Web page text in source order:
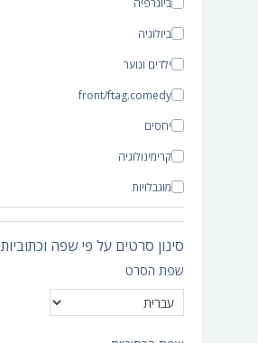
ביוגרפיה
ביולוגיה
ילדים ונוער
front/ftag.comedy
יחסים
קרימינולוגיה
מוגבלויות
תיעודי
כלכלה
חינוך
מיעוטים
סינון סרטים על פי שפה וכתוביות
שפת הסרט